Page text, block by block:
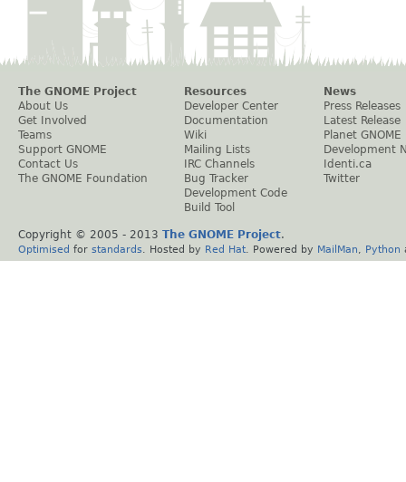
The GNOME Project
About Us
Get Involved
Teams
Support GNOME
Contact Us
The GNOME Foundation
Resources
Developer Center
Documentation
Wiki
Mailing Lists
IRC Channels
Bug Tracker
Development Code
Build Tool
News
Press Releases
Latest Release
Planet GNOME
Development
Identi.ca
Twitter
Copyright © 2005 - 2013 The GNOME Project.
Optimised for standards . Hosted by Red Hat . Powered by MailMan Python